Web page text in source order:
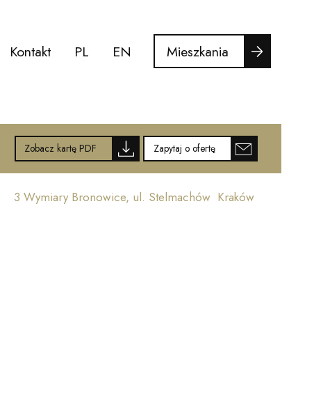
Kontakt PL EN Mieszkania
Zobacz kartę PDF Zapytaj o ofertę
3 Wymiary Bronowice, ul. Stelmachów Kraków